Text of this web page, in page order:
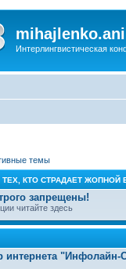
Интерлингвистическая
темы
КТО СТРАДАЕТ ЖОПНОЙ
запрещены!
читайте здесь
интернета "Инфолайн-